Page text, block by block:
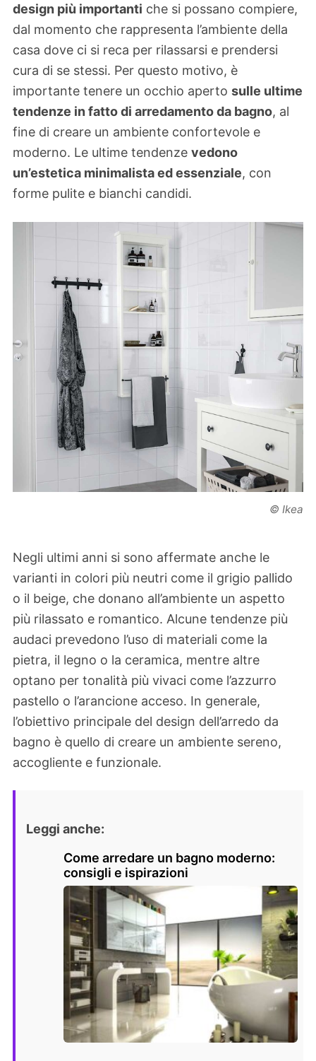
design più importanti che si possano compiere,
dal momento che rappresenta l’ambiente della
casa dove ci si reca per rilassarsi e prendersi
cura di se stessi. Per questo motivo, è
importante tenere un occhio aperto sulle ultime
tendenze in fatto di arredamento da bagno, al
fine di creare un ambiente confortevole e
moderno. Le ultime tendenze vedono
un’estetica minimalista ed essenziale, con
forme pulite e bianchi candidi.
© Ikea
Negli ultimi anni si sono affermate anche le
varianti in colori più neutri come il grigio pallido
o il beige, che donano all’ambiente un aspetto
più rilassato e romantico. Alcune tendenze più
audaci prevedono l’uso di materiali come la
pietra, il legno o la ceramica, mentre altre
optano per tonalità più vivaci come l’azzurro
pastello o l’arancione acceso. In generale,
l’obiettivo principale del design dell’arredo da
bagno è quello di creare un ambiente sereno,
accogliente e funzionale.
Leggi anche:
Come arredare un bagno moderno:
consigli e ispirazioni